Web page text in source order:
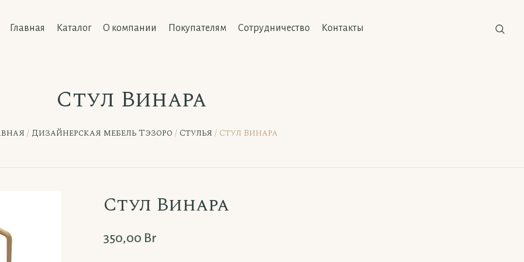
Главная Каталог О компании Покупателям Сотрудничество Контакты
Стул Винара
/ Дизайнерская мебель Тэзоро / Стулья / Стул Винара
Стул Винара
350,00 Br